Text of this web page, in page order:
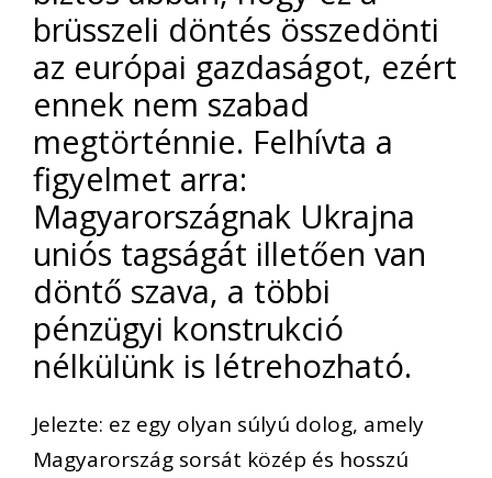
brüsszeli döntés összedönti
az európai gazdaságot, ezért
ennek nem szabad
megtörténnie. Felhívta a
figyelmet arra:
Magyarországnak Ukrajna
uniós tagságát illetően van
döntő szava, a többi
pénzügyi konstrukció
nélkülünk is létrehozható.
Jelezte: ez egy olyan súlyú dolog, amely
Magyarország sorsát közép és hosszú